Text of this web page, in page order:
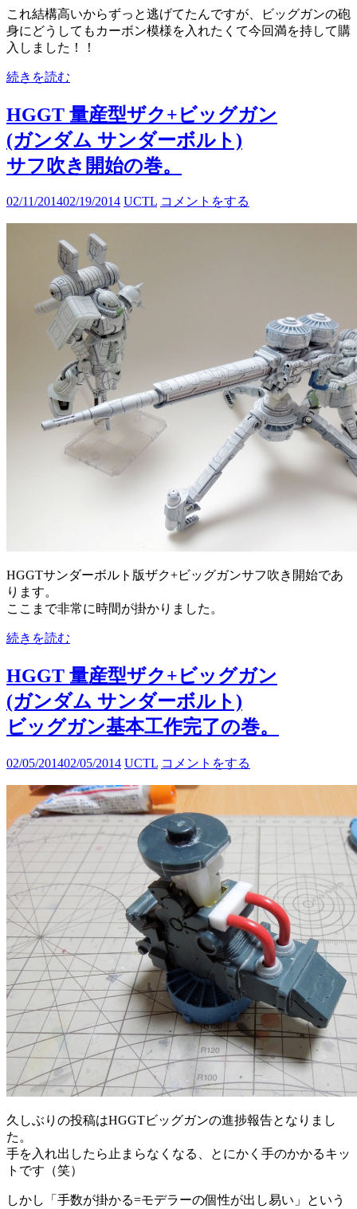
これ結構高いからずっと逃げてたんですが、ビッグガンの砲
身にどうしてもカーボン模様を入れたくて今回満を持して購
入しました！！
続きを読む
HGGT 量産型ザク+ビッグガン
(ガンダム サンダーボルト)
サフ吹き開始の巻。
02/11/201402/19/2014 UCTL コメントをする
HGGTサンダーボルト版ザク+ビッグガンサフ吹き開始であ
ります。
ここまで非常に時間が掛かりました。
続きを読む
HGGT 量産型ザク+ビッグガン
(ガンダム サンダーボルト)
ビッグガン基本工作完了の巻。
02/05/201402/05/2014 UCTL コメントをする
久しぶりの投稿はHGGTビッグガンの進捗報告となりまし
た。
手を入れ出したら止まらなくなる、とにかく手のかかるキッ
トです（笑）
しかし「手数が掛かる=モデラーの個性が出し易い」という